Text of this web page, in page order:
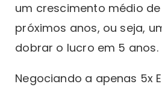
um crescimento médio de
próximos anos, ou seja,
dobrar o lucro em 5 anos.
Negociando a apenas 5x